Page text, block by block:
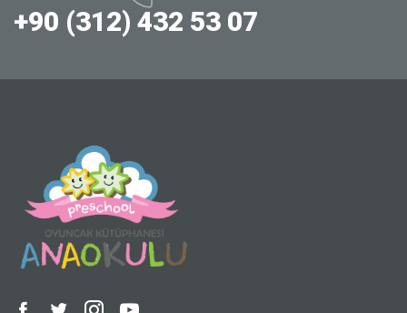
+90 (312) 432 53 07